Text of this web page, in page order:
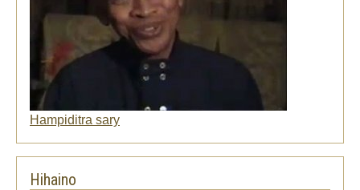
Hampiditra sary
Hihaino